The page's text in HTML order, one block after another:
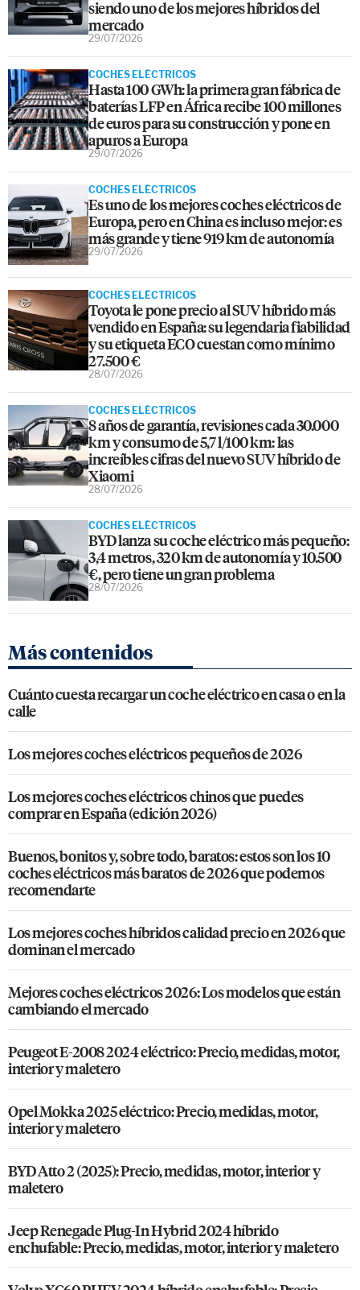
siendo uno de los mejores híbridos del
mercado
29/07/2026
COCHES ELÉCTRICOS
Hasta 100 GWh: la primera gran fábrica de
baterías LFP en África recibe 100 millones
de euros para su construcción y pone en
apuros a Europa
29/07/2026
COCHES ELÉCTRICOS
Es uno de los mejores coches eléctricos de
Europa, pero en China es incluso mejor: es
más grande y tiene 919 km de autonomía
29/07/2026
COCHES ELÉCTRICOS
Toyota le pone precio al SUV híbrido más
vendido en España: su legendaria fiabilidad
y su etiqueta ECO cuestan como mínimo
27.500 €
28/07/2026
COCHES ELÉCTRICOS
8 años de garantía, revisiones cada 30.000
km y consumo de 5,7 l/100 km: las
increíbles cifras del nuevo SUV híbrido de
Xiaomi
28/07/2026
COCHES ELÉCTRICOS
BYD lanza su coche eléctrico más pequeño:
3,4 metros, 320 km de autonomía y 10.500
€, pero tiene un gran problema
28/07/2026
Más contenidos
Cuánto cuesta recargar un coche eléctrico en casa o en la
calle
Los mejores coches eléctricos pequeños de 2026
Los mejores coches eléctricos chinos que puedes
comprar en España (edición 2026)
Buenos, bonitos y, sobre todo, baratos: estos son los 10
coches eléctricos más baratos de 2026 que podemos
recomendarte
Los mejores coches híbridos calidad precio en 2026 que
dominan el mercado
Mejores coches eléctricos 2026: Los modelos que están
cambiando el mercado
Peugeot E-2008 2024 eléctrico: Precio, medidas, motor,
interior y maletero
Opel Mokka 2025 eléctrico: Precio, medidas, motor,
interior y maletero
BYD Atto 2 (2025): Precio, medidas, motor, interior y
maletero
Jeep Renegade Plug-In Hybrid 2024 híbrido
enchufable: Precio, medidas, motor, interior y maletero